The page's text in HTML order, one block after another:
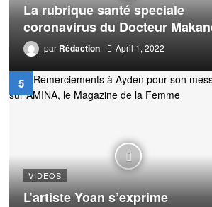
La rubrique santé speciale
coronavirus du Docteur
par Rédaction April 1, 2022
VIDEOS
L’artiste Yoan s’exprime